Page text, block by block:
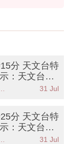
分 天文台特
：天文台發
告市民應儘
生活品味 31 Jul
25分 天文台特
：天文台警
影響本港市
31 Jul